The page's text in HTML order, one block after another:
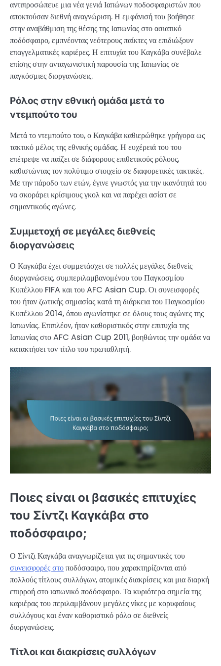
αντιπροσώπευε μια νέα γενιά Ιαπώνων ποδοσφαιριστών που
αποκτούσαν διεθνή αναγνώριση. Η εμφάνισή του βοήθησε
στην αναβάθμιση της θέσης της Ιαπωνίας στο ασιατικό
ποδόσφαιρο, εμπνέοντας νεότερους παίκτες να επιδιώξουν
επαγγελματικές καριέρες. Η επιτυχία του Καγκάβα συνέβαλε
επίσης στην ανταγωνιστική παρουσία της Ιαπωνίας σε
παγκόσμιες διοργανώσεις.
Ρόλος στην εθνική ομάδα μετά το
ντεμπούτο του
Μετά το ντεμπούτο του, ο Καγκάβα καθιερώθηκε γρήγορα ως
τακτικό μέλος της εθνικής ομάδας. Η ευχέρειά του του
επέτρεψε να παίζει σε διάφορους επιθετικούς ρόλους,
καθιστώντας τον πολύτιμο στοιχείο σε διαφορετικές τακτικές.
Με την πάροδο των ετών, έγινε γνωστός για την ικανότητά του
να σκοράρει κρίσιμους γκολ και να παρέχει ασίστ σε
σημαντικούς αγώνες.
Συμμετοχή σε μεγάλες διεθνείς
διοργανώσεις
Ο Καγκάβα έχει συμμετάσχει σε πολλές μεγάλες διεθνείς
διοργανώσεις, συμπεριλαμβανομένου του Παγκοσμίου
Κυπέλλου FIFA και του AFC Asian Cup. Οι συνεισφορές
του ήταν ζωτικής σημασίας κατά τη διάρκεια του Παγκοσμίου
Κυπέλλου 2014, όπου αγωνίστηκε σε όλους τους αγώνες της
Ιαπωνίας. Επιπλέον, ήταν καθοριστικός στην επιτυχία της
Ιαπωνίας στο AFC Asian Cup 2011, βοηθώντας την ομάδα να
κατακτήσει τον τίτλο του πρωταθλητή.
Ποιες είναι οι βασικές επιτυχίες
του Σίντζι Καγκάβα στο
ποδόσφαιρο;
Ο Σίντζι Καγκάβα αναγνωρίζεται για τις σημαντικές του
συνεισφορές στοποδόσφαιρο, που χαρακτηρίζονται από
πολλούς τίτλους συλλόγων, ατομικές διακρίσεις και μια διαρκή
επιρροή στο ιαπωνικό ποδόσφαιρο. Τα κυριότερα σημεία της
καριέρας του περιλαμβάνουν μεγάλες νίκες με κορυφαίους
συλλόγους και έναν καθοριστικό ρόλο σε διεθνείς
διοργανώσεις.
Τίτλοι και διακρίσεις συλλόγων